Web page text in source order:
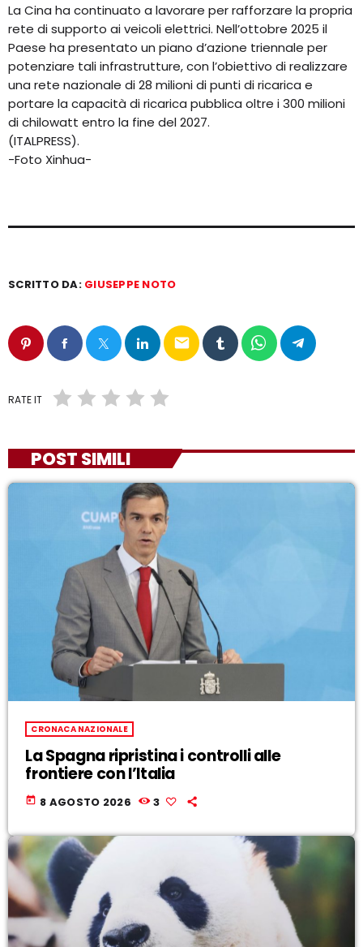
La Cina ha continuato a lavorare per rafforzare la propria
rete di supporto ai veicoli elettrici. Nell’ottobre 2025 il
Paese ha presentato un piano d’azione triennale per
potenziare tali infrastrutture, con l’obiettivo di realizzare
una rete nazionale di 28 milioni di punti di ricarica e
portare la capacità di ricarica pubblica oltre i 300 milioni
di chilowatt entro la fine del 2027.
(ITALPRESS).
-Foto Xinhua-
SCRITTO DA: GIUSEPPE NOTO
email
RATE IT
POST SIMILI
CRONACA NAZIONALE
La Spagna ripristina i controlli alle
frontiere con l’Italia
today 8 AGOSTO 2026 3